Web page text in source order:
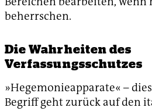
beherrschen.
Die Wahrheiten des
Verfassungsschutzes
»Hegemonieapparate« –
Begriff geht zurück auf den